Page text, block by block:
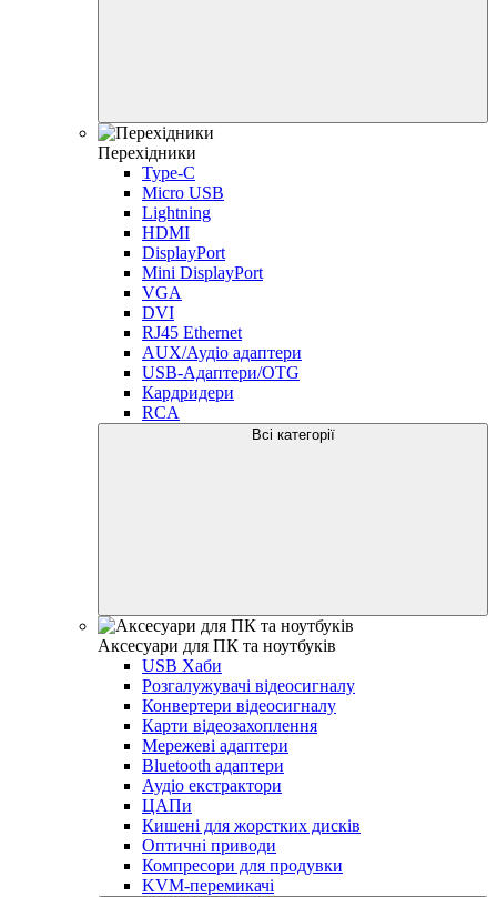
Перехідники
Type-C
Micro USB
Lightning
HDMI
DisplayPort
Mini DisplayPort
VGA
DVI
RJ45 Ethernet
AUX/Аудіо адаптери
USB-Адаптери/OTG
Кардридери
RCA
Всі категорії
Аксесуари для ПК та ноутбуків
USB Хаби
Розгалужувачі відеосигналу
Конвертери відеосигналу
Карти відеозахоплення
Мережеві адаптери
Bluetooth адаптери
Аудіо екстрактори
ЦАПи
Кишені для жорстких дисків
Оптичні приводи
Компресори для продувки
KVM-перемикачі